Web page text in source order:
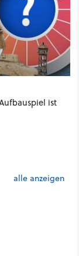
ist
alle anzeigen